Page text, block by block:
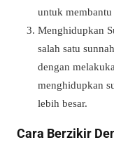
untuk
Menghidupkan
salah satu
dengan
menghidupkan
lebih besar.
Cara Berzikir